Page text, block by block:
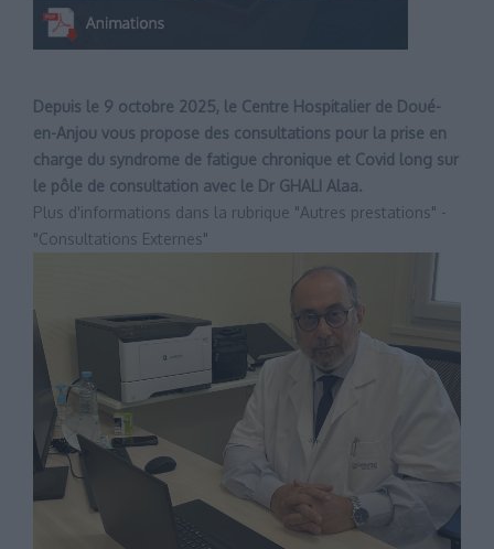
Depuis le 9 octobre 2025, le Centre Hospitalier de Doué-
en-Anjou vous propose des consultations pour la prise en
charge du syndrome de fatigue chronique et Covid long sur
le pôle de consultation avec le Dr GHALI Alaa.
Plus d'informations dans la rubrique "Autres prestations" -
"Consultations Externes"